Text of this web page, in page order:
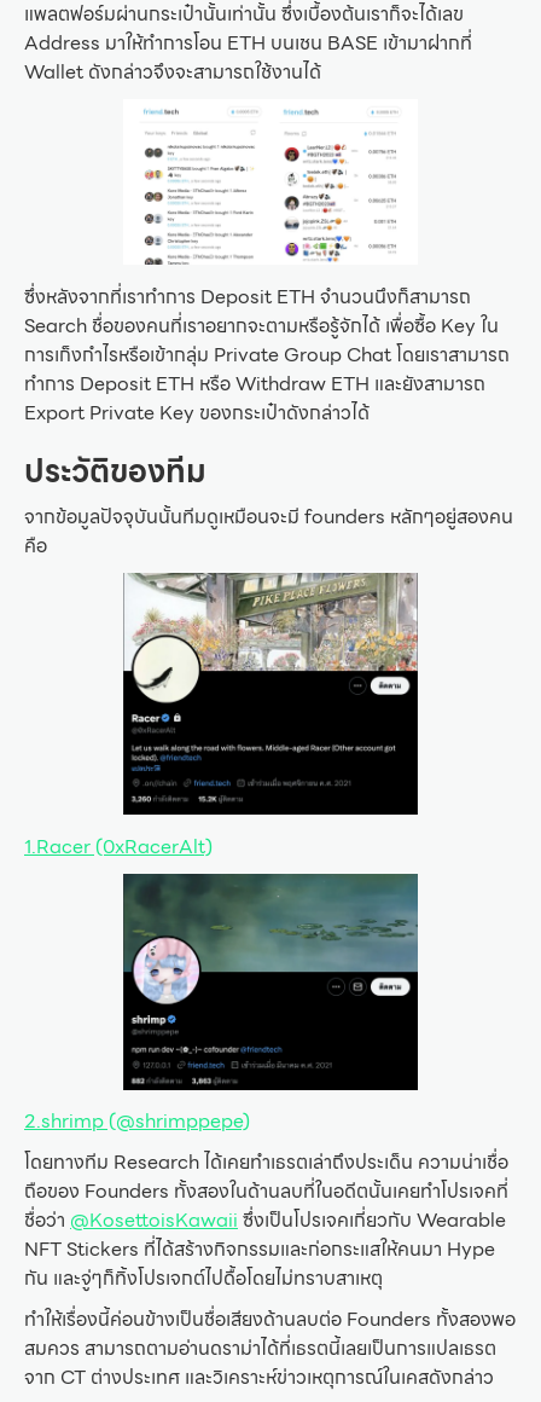
แพลตฟอร์มผ่านกระเป๋านั้นเท่านั้น ซึ่งเบื้องต้นเราก็จะได้เลข
Address มาให้ทำการโอน ETH บนเชน BASE เข้ามาฝากที่
Wallet ดังกล่าวจึงจะสามารถใช้งานได้
ซึ่งหลังจากที่เราทำการ Deposit ETH จำนวนนึงก็สามารถ
Search ชื่อของคนที่เราอยากจะตามหรือรู้จักได้ เพื่อซื้อ Key ใน
การเก็งกำไรหรือเข้ากลุ่ม Private Group Chat โดยเราสามารถ
ทำการ Deposit ETH หรือ Withdraw ETH และยังสามารถ
Export Private Key ของกระเป๋าดังกล่าวได้
ประวัติของทีม
จากข้อมูลปัจจุบันนั้นทีมดูเหมือนจะมี founders หลักๆอยู่สองคน
คือ
1.Racer (0xRacerAlt)
2.shrimp (@shrimppepe)
โดยทางทีม Research ได้เคยทำเธรตเล่าถึงประเด็น ความน่าเชื่อ
ถือของ Founders ทั้งสองในด้านลบที่ในอดีตนั้นเคยทำโปรเจคที่
ชื่อว่า @KosettoisKawaiiซึ่งเป็นโปรเจคเกี่ยวกับ Wearable
NFT Stickers ที่ได้สร้างกิจกรรมและก่อกระแสให้คนมา Hype
กัน และจู่ๆก็ทิ้งโปรเจกต์ไปดื้อโดยไม่ทราบสาเหตุ
ทำให้เรื่องนี้ค่อนข้างเป็นชื่อเสียงด้านลบต่อ Founders ทั้งสองพอ
สมควร สามารถตามอ่านดราม่าได้ที่เธรตนี้เลยเป็นการแปลเธรต
จาก CT ต่างประเทศ และวิเคราะห์ข่าวเหตุการณ์ในเคสดังกล่าว